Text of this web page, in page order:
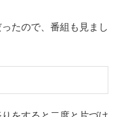
たので、番組も見まし